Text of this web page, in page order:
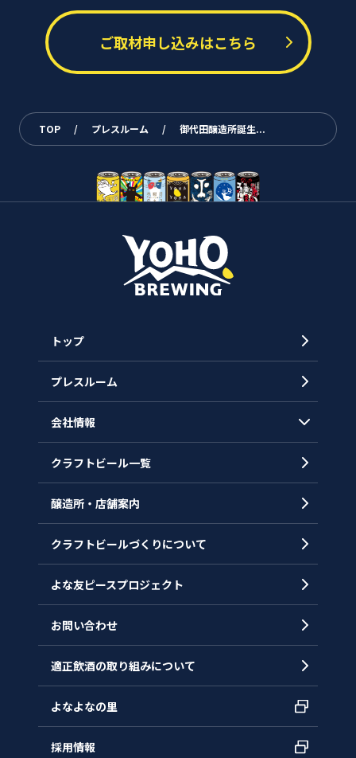
ご取材申し込みはこちら
TOP / プレスルーム / 御代田醸造所誕生...
トップ
プレスルーム
会社情報
会社概要
沿革
クラフトビール一覧
醸造所・店舗案内
クラフトビールづくりについて
よな友ピースプロジェクト
お問い合わせ
適正飲酒の取り組みについて
よなよなの里
採用情報